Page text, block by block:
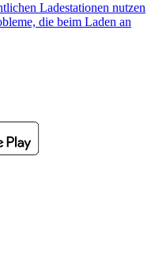
Ladestationen nutzen
die beim Laden an